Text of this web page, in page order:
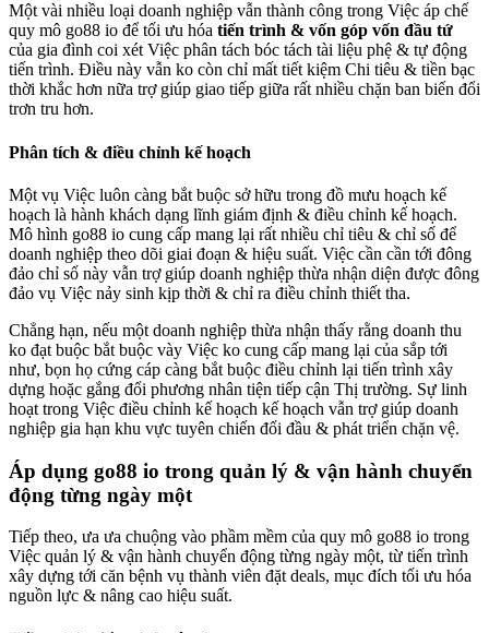
Một vài nhiều loại doanh nghiệp vẫn thành công trong Việc áp chế
quy mô go88 io để tối ưu hóa tiến trình & vốn góp vốn đầu tứ
của gia đình coi xét Việc phân tách bóc tách tài liệu phệ & tự động
tiến trình. Điều này vẫn ko còn chỉ mất tiết kiệm Chi tiêu & tiền bạc
thời khắc hơn nữa trợ giúp giao tiếp giữa rất nhiều chặn ban biến đổi
trơn tru hơn.
Phân tích & điều chỉnh kế hoạch
Một vụ Việc luôn càng bắt buộc sở hữu trong đồ mưu hoạch kế
hoạch là hành khách dạng lĩnh giám định & điều chỉnh kế hoạch.
Mô hình go88 io cung cấp mang lại rất nhiều chỉ tiêu & chỉ số để
doanh nghiệp theo dõi giai đoạn & hiệu suất. Việc cần cần tới đông
đảo chỉ số này vẫn trợ giúp doanh nghiệp thừa nhận diện được đông
đảo vụ Việc nảy sinh kịp thời & chỉ ra điều chỉnh thiết tha.
Chẳng hạn, nếu một doanh nghiệp thừa nhận thấy rằng doanh thu
ko đạt buộc bắt buộc vày Việc ko cung cấp mang lại của sắp tới
như, bọn họ cứng cáp càng bắt buộc điều chỉnh lại tiến trình xây
dựng hoặc gắng đổi phương nhân tiện tiếp cận Thị trường. Sự linh
hoạt trong Việc điều chỉnh kế hoạch kế hoạch vẫn trợ giúp doanh
nghiệp gia hạn khu vực tuyên chiến đối đầu & phát triển chặn vệ.
Áp dụng go88 io trong quản lý & vận hành chuyển
động từng ngày một
Tiếp theo, ưa ưa chuộng vào phầm mềm của quy mô go88 io trong
Việc quản lý & vận hành chuyển động từng ngày một, từ tiến trình
xây dựng tới căn bệnh vụ thành viên đặt deals, mục đích tối ưu hóa
nguồn lực & nâng cao hiệu suất.